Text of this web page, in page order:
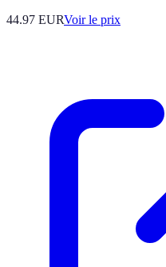
44.97 EURVoir le prix